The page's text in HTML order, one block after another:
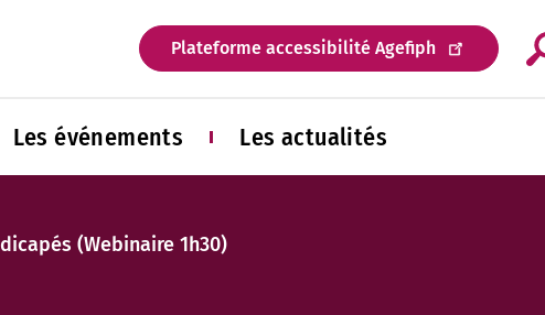
Plateforme accessibilité Agefiph
Les événements Les actualités
(Webinaire 1h30)